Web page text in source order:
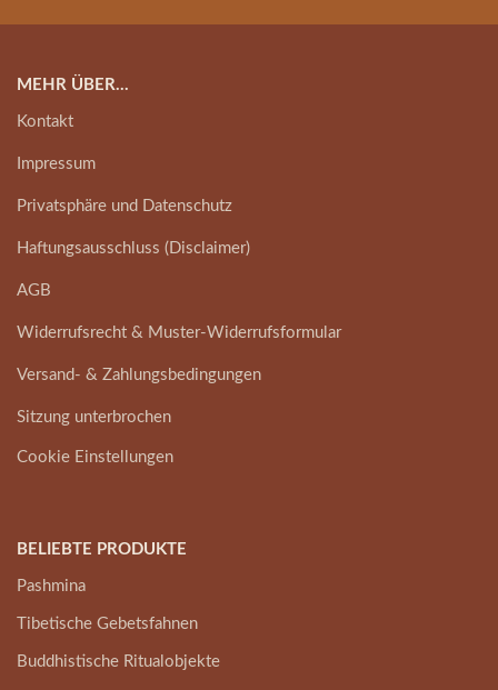
MEHR ÜBER...
Kontakt
Impressum
Privatsphäre und Datenschutz
Haftungsausschluss (Disclaimer)
AGB
Widerrufsrecht & Muster-Widerrufsformular
Versand- & Zahlungsbedingungen
Sitzung unterbrochen
Cookie Einstellungen
BELIEBTE PRODUKTE
Pashmina
Tibetische Gebetsfahnen
Buddhistische Ritualobjekte